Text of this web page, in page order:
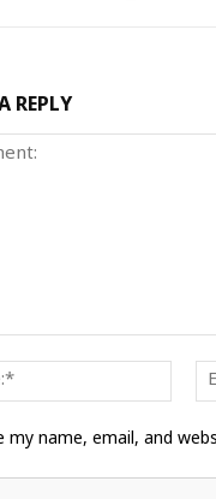
REPLY
my name, email, and